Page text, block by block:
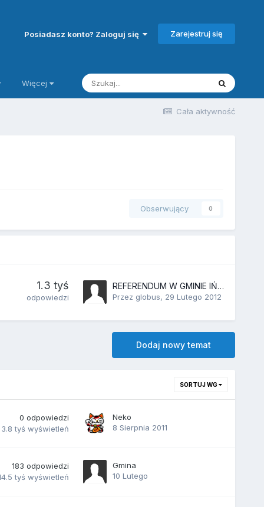
Posiadasz konto? Zaloguj się Zarejestruj się
Więcej
Cała aktywność
Obserwujący 0
1.3 tyś
odpowiedzi
REFERENDUM W GMINIE IŃSKO!
Przez globus, 29 Lutego 2012
Dodaj nowy temat
SORTUJ WG
0 odpowiedzi
3.8 tyś wyświetleń
Neko
8 Sierpnia 2011
183 odpowiedzi
tyś wyświetleń
Gmina
10 Lutego